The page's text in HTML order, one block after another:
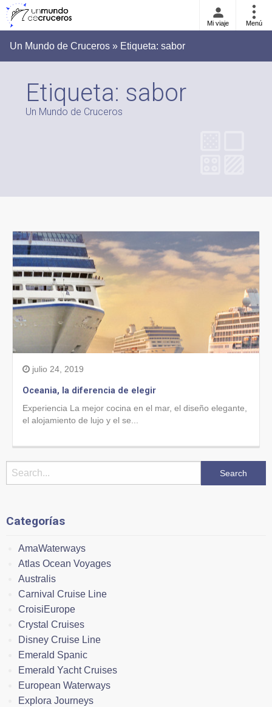
Mi viaje Menú
Un Mundo de Cruceros » Etiqueta: sabor
Etiqueta: sabor
Un Mundo de Cruceros
julio 24, 2019
Oceania, la diferencia de elegir
Experiencia La mejor cocina en el mar, el diseño elegante,
el alojamiento de lujo y el se...
Categorías
AmaWaterways
Atlas Ocean Voyages
Australis
Carnival Cruise Line
CroisiEurope
Crystal Cruises
Disney Cruise Line
Emerald Spanic
Emerald Yacht Cruises
European Waterways
Explora Journeys